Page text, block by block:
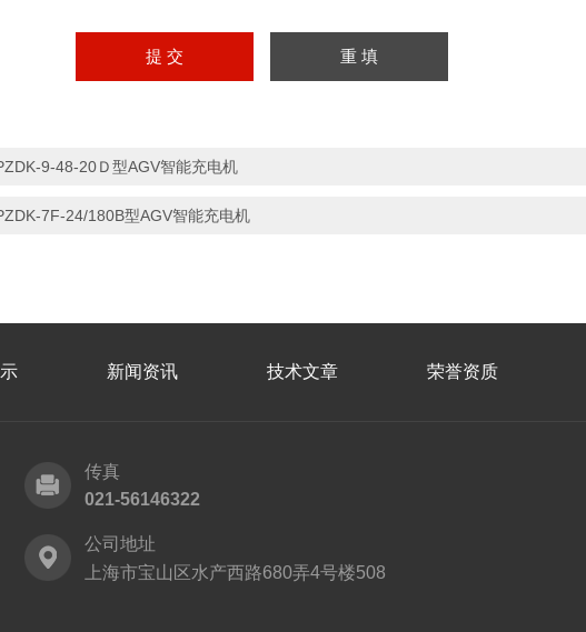
9-48-20Ｄ型AGV智能充电机
7F-24/180B型AGV智能充电机
新闻资讯 技术文章 荣誉资质
传真
021-56146322
公司地址
上海市宝山区水产西路680弄4号楼508